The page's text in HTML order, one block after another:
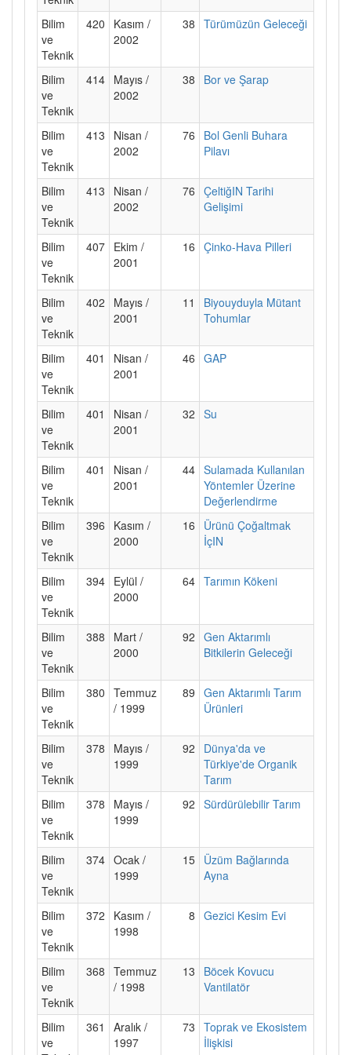
Bilim
ve
Teknik
420
Kasım /
2002
38 Türümüzün Geleceği
Bilim
ve
Teknik
414 Mayıs /
2002
38 Bor ve Şarap
Bilim
ve
Teknik
413
Nisan /
2002
76
Bol Genli Buhara
Pilavı
Bilim
ve
Teknik
413
Nisan /
2002
76 ÇeltiğIN Tarihi
Gelişimi
Bilim
ve
Teknik
407 Ekim /
2001
16 Çinko-Hava Pilleri
Bilim
ve
Teknik
402
Mayıs /
2001
11
Biyouyduyla Mütant
Tohumlar
Bilim
ve
Teknik
401
Nisan /
2001
46 GAP
Bilim
ve
Teknik
401
Nisan /
2001
32 Su
Bilim
ve
Teknik
401
Nisan /
2001
44 Sulamada Kullanılan
Yöntemler Üzerine
Değerlendirme
Bilim
ve
Teknik
396
Kasım /
2000
16
Ürünü Çoğaltmak
İçIN
Bilim
ve
Teknik
394 Eylül /
2000
64 Tarımın Kökeni
Bilim
ve
Teknik
388
Mart /
2000
92 Gen Aktarımlı
Bitkilerin Geleceği
Bilim
ve
Teknik
380 Temmuz
/ 1999
89 Gen Aktarımlı Tarım
Ürünleri
Bilim
ve
Teknik
378
Mayıs /
1999
92
Dünya'da ve
Türkiye'de Organik
Tarım
Bilim
ve
Teknik
378
Mayıs /
1999
92 Sürdürülebilir Tarım
Bilim
ve
Teknik
374 Ocak /
1999
15 Üzüm Bağlarında
Ayna
Bilim
ve
Teknik
372
Kasım /
1998
8 Gezici Kesim Evi
Bilim
ve
Teknik
368 Temmuz
/ 1998
13
Böcek Kovucu
Vantilatör
Bilim
ve
361
Aralık /
1997
73 Toprak ve Ekosistem
İlişkisi